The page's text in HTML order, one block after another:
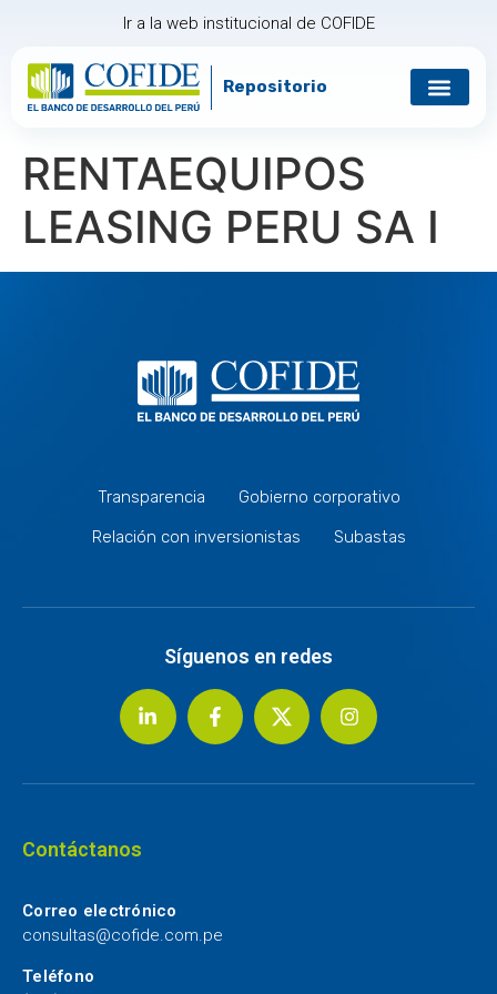
Ir a la web institucional de COFIDE
Repositorio
RENTAEQUIPOS
LEASING PERU SA I
Transparencia
Gobierno corporativo
Relación con inversionistas
Subastas
Síguenos en redes
Contáctanos
Correo electrónico
consultas@cofide.com.pe
Teléfono